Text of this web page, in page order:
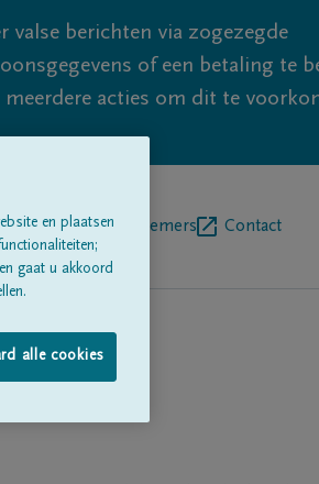
valse berichten via zogezegde
of een betaling te
acties om dit te
Begrafenisondernemers Contact
en plaatsen
gaat u akkoord
alle cookies